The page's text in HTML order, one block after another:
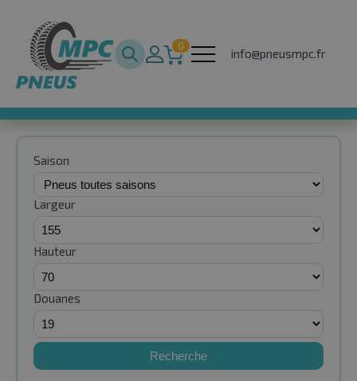
0
info@pneusmpc.fr
Saison
Largeur
Hauteur
Douanes
Recherche